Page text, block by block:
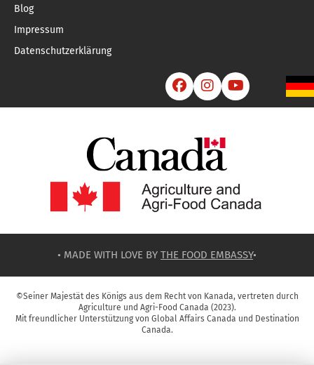
Blog
Impressum
Datenschutzerklärung
  
• MADE WITH LOVE BY THE FOOD EMBASSY•
©Seiner Majestät des Königs aus dem Recht von Kanada, vertreten durch
Agriculture und Agri-Food Canada (2023).
Mit freundlicher Unterstützung von Global Affairs Canada und Destination
Canada.